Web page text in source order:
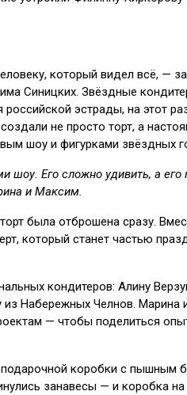
который видел всё, —
Синицких. Звёздные
эстрады, на этот
не просто торт, а
шоу и фигурками звёздных
Его сложно удивить, а его
и Максим.
была отброшена сразу.
который станет частью
кондитеров: Алину
Набережных Челнов. Марина
— чтобы поделиться
подарочной коробки с пышным
занавесы — и коробка